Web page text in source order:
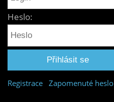
Heslo:
Registrace Zapomenuté heslo